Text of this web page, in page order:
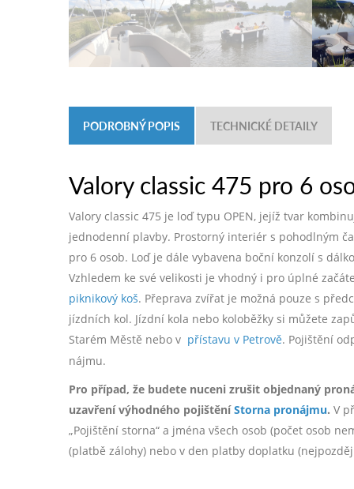
PODROBNÝ POPIS TECHNICKÉ DETAILY
Valory classic 475 pro 6
Valory classic 475 je loď typu OPEN, jejíž tvar
jednodenní plavby. Prostorný interiér s pohodlným
pro 6 osob. Loď je dále vybavena boční konzolí s
Vzhledem ke své velikosti je vhodný i pro úplné
piknikový koš. Přeprava zvířat je možná pouze s
jízdních kol. Jízdní kola nebo koloběžky si můžete
Starém Městě nebo v přístavu v Petrově. Pojištění
nájmu.
Pro případ, že budete nuceni zrušit objednaný
uzavření výhodného pojištěníStorna pronájmu. V
„Pojištění storna“ a jména všech osob (počet osob
(platbě zálohy) nebo v den platby doplatku